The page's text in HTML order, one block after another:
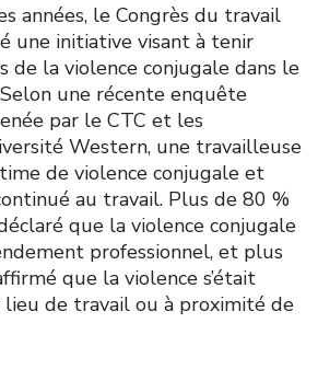
années, le Congrès du travail
une initiative visant à tenir
de la violence conjugale dans le
une récente enquête
par le CTC et les
Western, une travailleuse
de violence conjugale et
au travail. Plus de 80 %
que la violence conjugale
professionnel, et plus
que la violence s’était
de travail ou à proximité de